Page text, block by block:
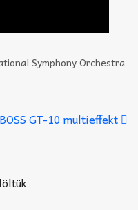
Symphony Orchestra
BOSS GT-10 multieffekt